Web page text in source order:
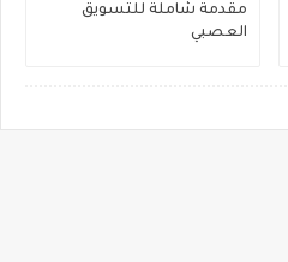
مقدمة شاملة للتسويق
العصبي